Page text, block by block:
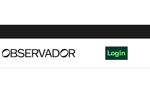
Login